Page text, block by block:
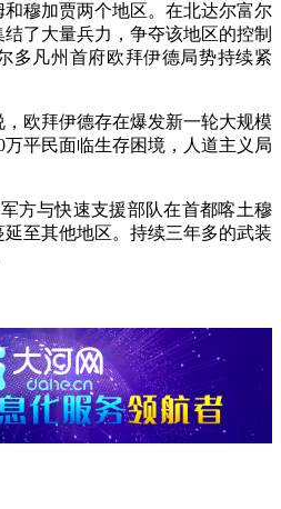
穆加贾两个地区。在北达尔富尔
了大量兵力，争夺该地区的控制
多凡州首府欧拜伊德局势持续紧
欧拜伊德存在爆发新一轮大规模
平民面临生存困境，人道主义局
与快速支援部队在首都喀土穆
至其他地区。持续三年多的武装